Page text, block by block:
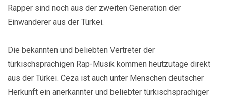
Rapper sind noch aus der zweiten Generation der
Einwanderer aus der Türkei.
Die bekannten und beliebten Vertreter der
türkischsprachigen Rap-Musik kommen heutzutage direkt
aus der Türkei. Ceza ist auch unter Menschen deutscher
Herkunft ein anerkannter und beliebter türkischsprachiger